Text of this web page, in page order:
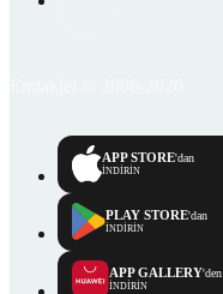
APP STORE'dan
İNDİRİN
PLAY STORE'dan
İNDİRİN
APP GALLERY'den
İNDİRİN